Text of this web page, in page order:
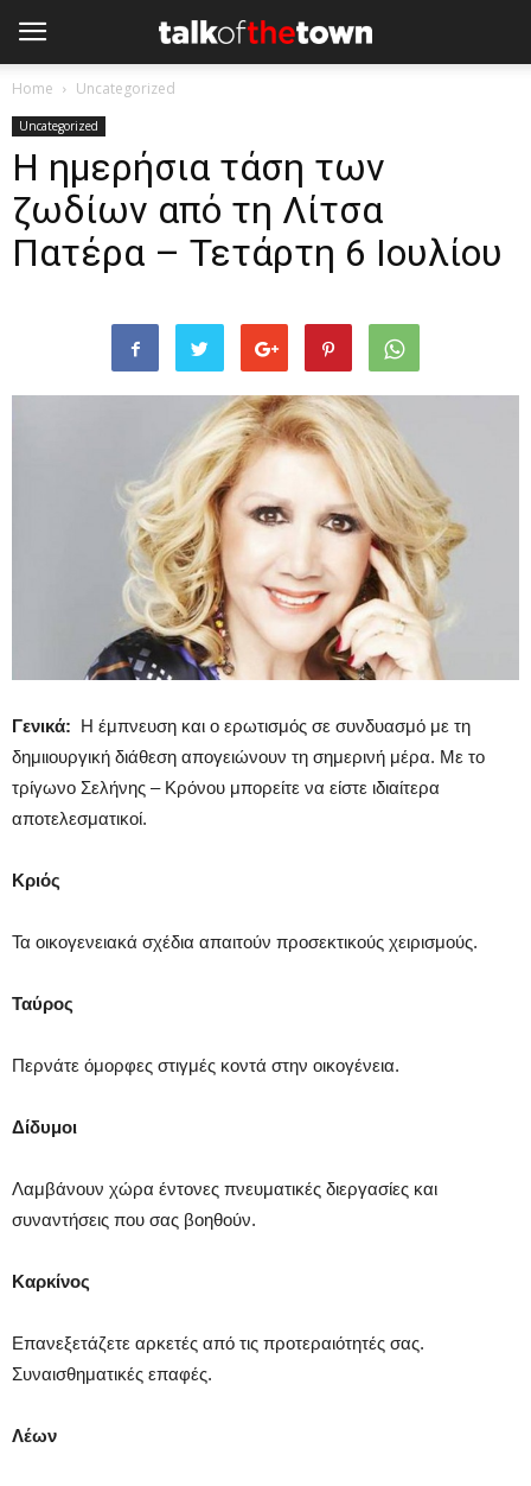
Home Uncategorized
Uncategorized
H ημερήσια τάση των
ζωδίων από τη Λίτσα
Πατέρα – Τετάρτη 6 Ιουλίου
Γενικά: Η έμπνευση και ο ερωτισμός σε συνδυασμό με τη
δημιιουργική διάθεση απογειώνουν τη σημερινή μέρα. Με το
τρίγωνο Σελήνης – Κρόνου μπορείτε να είστε ιδιαίτερα
αποτελεσματικοί.
Κριός
Τα οικογενειακά σχέδια απαιτούν προσεκτικούς χειρισμούς.
Ταύρος
Περνάτε όμορφες στιγμές κοντά στην οικογένεια.
Δίδυμοι
Λαμβάνουν χώρα έντονες πνευματικές διεργασίες και
συναντήσεις που σας βοηθούν.
Καρκίνος
Επανεξετάζετε αρκετές από τις προτεραιότητές σας.
Συναισθηματικές επαφές.
Λέων